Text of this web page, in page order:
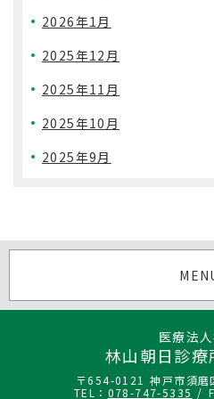
2026年1月
2025年12月
2025年11月
2025年10月
2025年9月
医療法
林山朝日診療
〒654-0121 神戸市須磨
TEL： 078-747-5335 /